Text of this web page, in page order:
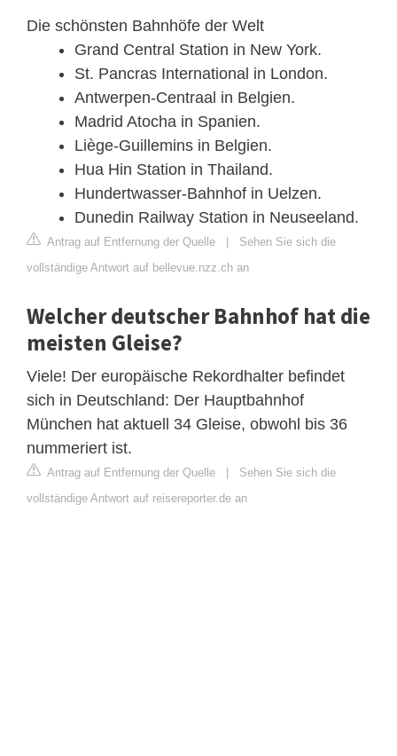
Die schönsten Bahnhöfe der Welt
Grand Central Station in New York.
St. Pancras International in London.
Antwerpen-Centraal in Belgien.
Madrid Atocha in Spanien.
Liège-Guillemins in Belgien.
Hua Hin Station in Thailand.
Hundertwasser-Bahnhof in Uelzen.
Dunedin Railway Station in Neuseeland.
Antrag auf Entfernung der Quelle | Sehen Sie sich die
vollständige Antwort auf bellevue.nzz.ch an
Welcher deutscher Bahnhof hat die
meisten Gleise?
Viele! Der europäische Rekordhalter befindet
sich in Deutschland: Der Hauptbahnhof
München hat aktuell 34 Gleise, obwohl bis 36
nummeriert ist.
Antrag auf Entfernung der Quelle | Sehen Sie sich die
vollständige Antwort auf reisereporter.de an